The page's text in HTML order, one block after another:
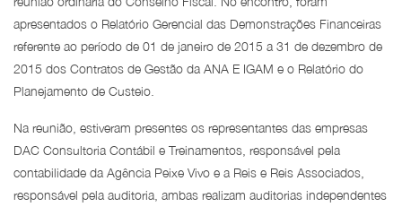
apresentados o Relatório Gerencial das Demonstrações Financeiras
referente ao período de 01 de janeiro de 2015 a 31 de dezembro de
2015 dos Contratos de Gestão da ANA E IGAM e o Relatório do
Planejamento de Custeio.
Na reunião, estiveram presentes os representantes das empresas
DAC Consultoria Contábil e Treinamentos, responsável pela
contabilidade da Agência Peixe Vivo e a Reis e Reis Associados,
responsável pela auditoria, ambas realizam auditorias independentes